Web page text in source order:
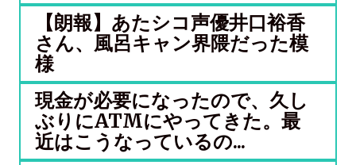
【朗報】あたシコ声優井口裕香
さん、風呂キャン界隈だった模
様
現金が必要になったので、久し
ぶりにATMにやってきた。最
近はこうなっているの...